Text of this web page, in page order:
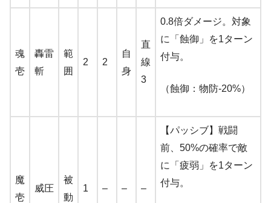
魂
壱
轟雷
斬
範
囲
2 2
自
身
直
線
3
0.8倍ダメージ。対象
に「蝕御」を1ターン
付与。
（蝕御：物防-20%）
魔
壱
威圧
被
動
1 – – –
【パッシブ】戦闘
前、50%の確率で敵
に「疲弱」を1ターン
付与。